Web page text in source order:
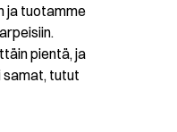
ja tuotamme
pientä, ja
samat, tutut